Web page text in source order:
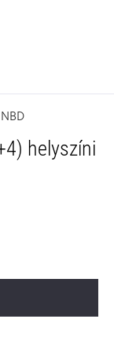
helyszíni